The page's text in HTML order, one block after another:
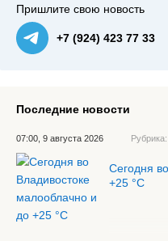
Пришлите свою новость
+7 (924) 423 77 33
Последние новости
07:00, 9 августа 2026 Рубрика:
Сегодня
+25 °С